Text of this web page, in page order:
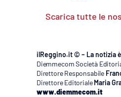
Scarica tutte le
ilReggino.it © – La notizia
Diemmecom Società
Direttore Responsabile
Direttore Editoriale Maria
www.diemmecom.it